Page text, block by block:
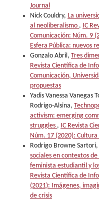
Journal
Nick Couldry, La
al neoliberalismo , IC
Comunicación: Núm. 9
Esfera Pública: nuevos
Gonzalo Abril, Tres
Revista Científica de
Comunicación,
propuestas
Yadis Vanessa Vanegas
Rodrigo-Alsina,
activism: emerging
struggles , IC Revista
Núm. 17 (2020):
Rodrigo Browne
sociales en contextos
feminista estudiantil y
Revista Científica de
(2021): Imágenes,
de crisis